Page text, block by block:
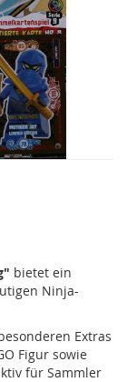
bietet ein
Ninja-
Extras
Figur sowie
für Sammler